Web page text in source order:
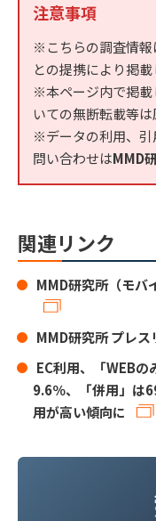
注意事項
※こちらの調査情報
との提携により掲載
※本ページ内で掲載
いての無断転載等は
※データの利用、引
問い合わせはMMD
関連リンク
MMD研究所（モバ
MMD研究所 プレス
EC利用、「WEB
9.6％、「併用」は
用が高い傾向に